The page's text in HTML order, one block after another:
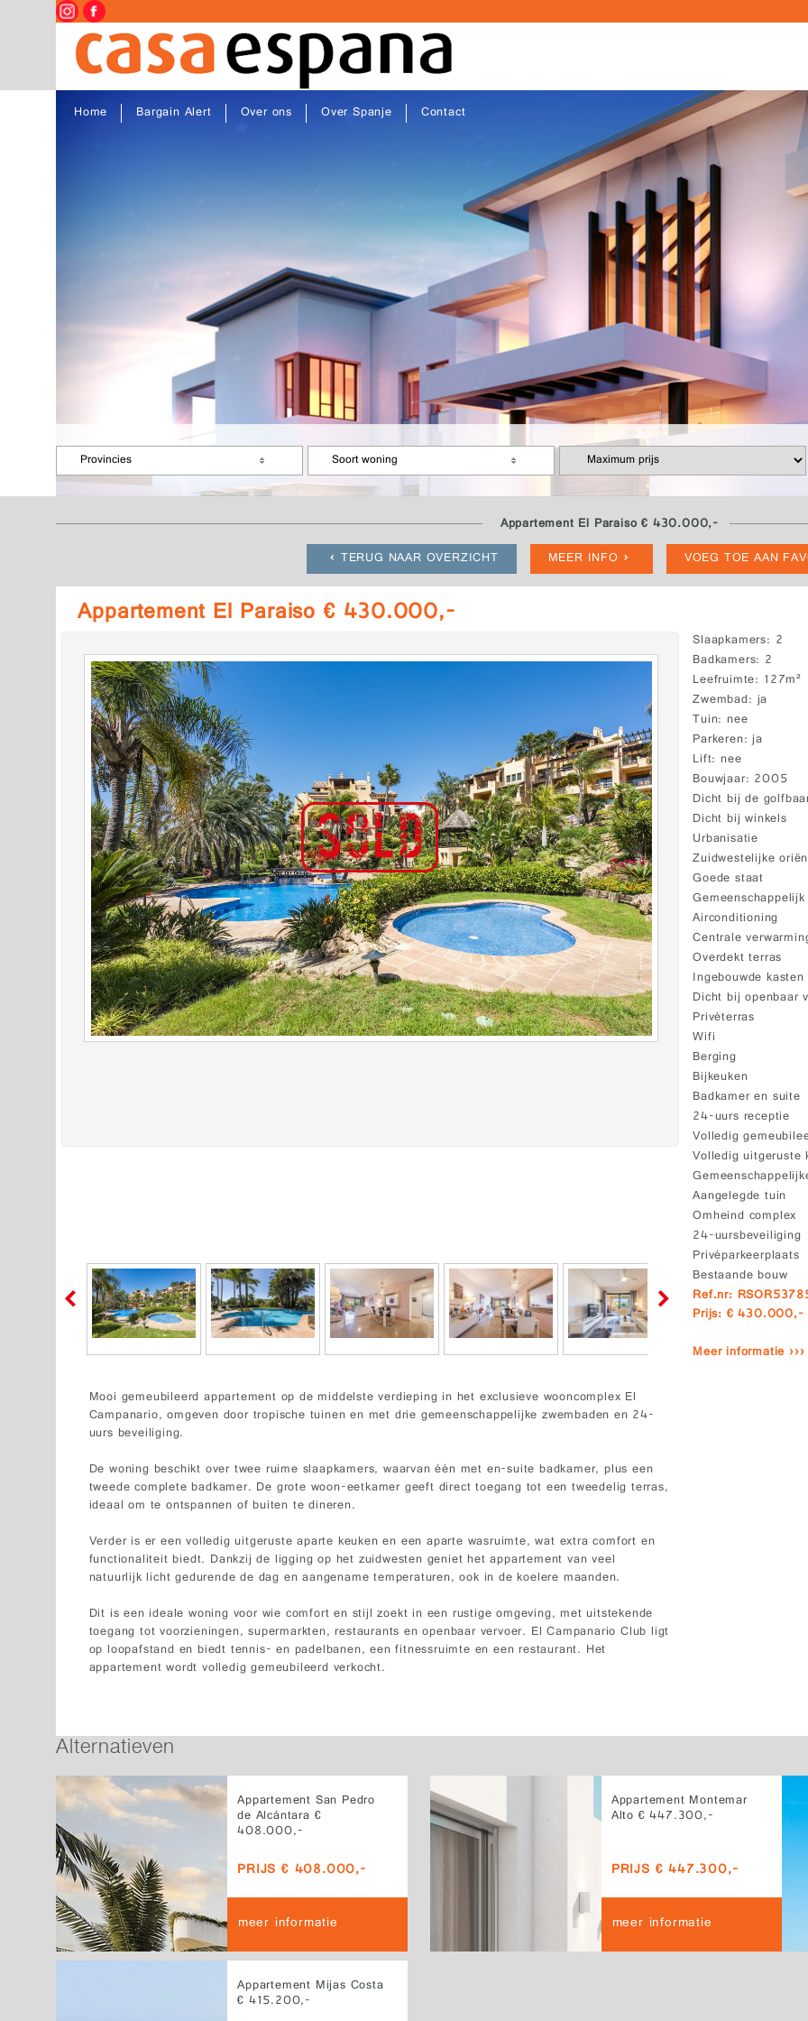
Home Bargain Alert Over ons Over Spanje Contact
Provincies Soort woning
Appartement El Paraiso € 430.000,-
TERUG NAAR OVERZICHT
MEER INFO VOEG TOE AAN
Appartement El Paraiso € 430.000,-
Slaapkamers 2
Badkamers 2
Leefruimte 127m²
Zwembad ja
Tuin nee
Parkeren ja
Lift nee
Bouwjaar 2005
Dicht bij de
Dicht bij winkels
Urbanisatie
Zuidwestelijke
Goede staat
Airconditioning
Centrale
Overdekt terras
Ingebouwde kasten
Dicht bij openbaar
Privéterras
Wifi
Berging
Bijkeuken
Badkamer en suite
24-uurs receptie
Volledig
Volledig uitgeruste
Aangelegde tuin
Omheind complex
24-uursbeveiliging
Privéparkeerplaats
Bestaande bouw
Ref.nr:
Prijs: € 430.000,-
Meer informatie ›››
Mooi gemeubileerd appartement op de middelste verdieping in het exclusieve wooncomplex El
Campanario, omgeven door tropische tuinen en met drie gemeenschappelijke zwembaden en 24-
uurs beveiliging.
De woning beschikt over twee ruime slaapkamers, waarvan één met en-suite badkamer, plus een
tweede complete badkamer. De grote woon-eetkamer geeft direct toegang tot een tweedelig terras,
ideaal om te ontspannen of buiten te dineren.
Verder is er een volledig uitgeruste aparte keuken en een aparte wasruimte, wat extra comfort en
functionaliteit biedt. Dankzij de ligging op het zuidwesten geniet het appartement van veel
natuurlijk licht gedurende de dag en aangename temperaturen, ook in de koelere maanden.
Dit is een ideale woning voor wie comfort en stijl zoekt in een rustige omgeving, met uitstekende
toegang tot voorzieningen, supermarkten, restaurants en openbaar vervoer. El Campanario Club ligt
op loopafstand en biedt tennis- en padelbanen, een fitnessruimte en een restaurant. Het
appartement wordt volledig gemeubileerd verkocht.
Alternatieven
Appartement San Pedro
de Alcántara €
408.000,-
PRIJS € 408.000,-
meer informatie
Appartement Montemar
Alto € 447.300,-
PRIJS € 447.300,-
meer informatie
Appartement Mijas Costa
€ 415.200,-